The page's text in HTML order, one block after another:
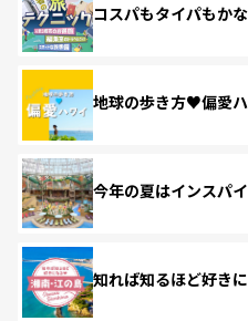
コスパもタイパもか
地球の歩き方♥偏愛
今年の夏はインスパ
知れば知るほど好き